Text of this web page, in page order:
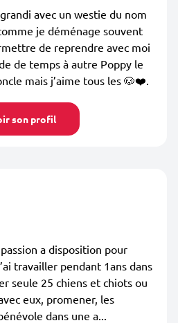
avec un westie du nom
je déménage souvent
de reprendre avec moi
de temps à autre Poppy le
mais j’aime tous les 🐶❤️.
son profil
a disposition pour
travailler pendant 1ans dans
seule 25 chiens et chiots ou
eux, promener, les
dans une a...